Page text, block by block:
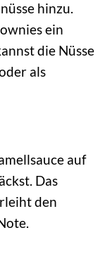
hinzu.
ein
die Nüsse
als
auf
Das
den